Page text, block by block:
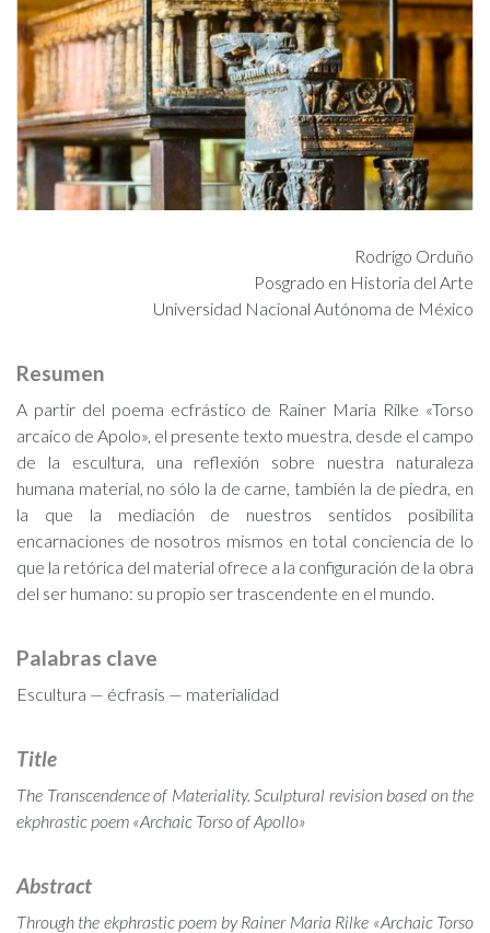
Rodrigo Orduño
Posgrado en Historia del Arte
Universidad Nacional Autónoma de México
Resumen
A partir del poema ecfrástico de Rainer Maria Rilke «Torso
arcaico de Apolo», el presente texto muestra, desde el campo
de la escultura, una reflexión sobre nuestra naturaleza
humana material, no sólo la de carne, también la de piedra, en
la que la mediación de nuestros sentidos posibilita
encarnaciones de nosotros mismos en total conciencia de lo
que la retórica del material ofrece a la configuración de la obra
del ser humano: su propio ser trascendente en el mundo.
Palabras clave
Escultura — écfrasis — materialidad
Title
The Transcendence of Materiality. Sculptural revision based on the
ekphrastic poem «Archaic Torso of Apollo»
Abstract
Through the ekphrastic poem by Rainer Maria Rilke «Archaic Torso